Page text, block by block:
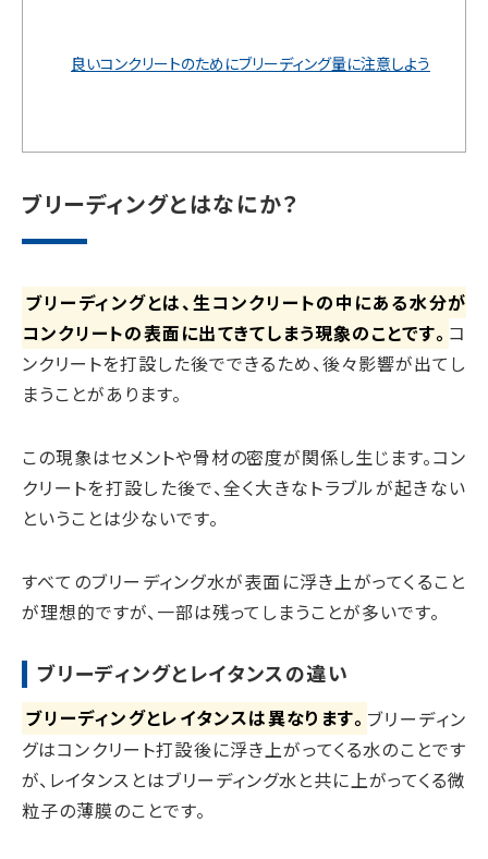
良いコンクリートのためにブリーディング量に注意しよう
ブリーディングとはなにか？
ブリーディングとは、生コンクリートの中にある水分が
コンクリートの表面に出てきてしまう現象のことです。 コ
ンクリートを打設した後でできるため、後々影響が出てし
まうことがあります。
この現象はセメントや骨材の密度が関係し生じます。コン
クリートを打設した後で、全く大きなトラブルが起きない
ということは少ないです。
すべてのブリーディング水が表面に浮き上がってくること
が理想的ですが、一部は残ってしまうことが多いです。
ブリーディングとレイタンスの違い
ブリーディングとレイタンスは異なります。 ブリーディン
グはコンクリート打設後に浮き上がってくる水のことです
が、レイタンスとはブリーディング水と共に上がってくる微
粒子の薄膜のことです。